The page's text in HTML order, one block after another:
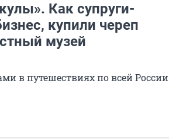
Как супруги-
купили череп
музей
в путешествиях по всей России